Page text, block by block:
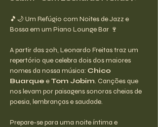
🎵🌙 Um Refúgio com Noites de Jazz e
Bossa em um Piano Lounge Bar 🍷
A partir das 20h, Leonardo Freitas traz um
repertório que celebra dois dos maiores
nomes da nossa música: Chico
Buarque e Tom Jobim. Canções que
nos levam por paisagens sonoras cheias de
poesia, lembranças e saudade.
Prepare-se para uma noite íntima e